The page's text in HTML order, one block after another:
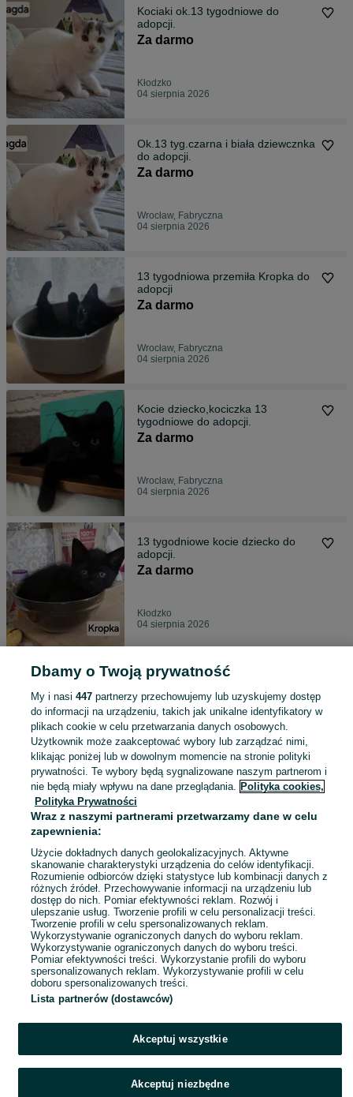
Kociaki ok.13 tygodniowe do
adopcji.
Za darmo
Kłodzko
04 sierpnia 2026
Ok.13 tyg.czarna i biała dziewcznka
do adopcji.
Za darmo
Wrocław, Fabryczna
04 sierpnia 2026
13 tygodniowa przemiła Kropka do
adopcji
Za darmo
Wrocław, Fabryczna
04 sierpnia 2026
Kocie dziecko,kociczka 13
tygodniowe do adopcji.
Za darmo
Wrocław, Fabryczna
04 sierpnia 2026
13 tygodniowe kocie dziecko do
adopcji.
Za darmo
Kłodzko
04 sierpnia 2026
Śliczna koteczka Kropka do
Za darmo
Nysa
04 sierpnia 2026
adopcji.
Kłodzko
03 sierpnia 2026
1 2 3 ... 6
Dbamy o Twoją prywatność
My i nasi 447partnerzy przechowujemy lub uzyskujemy dostęp
do informacji na urządzeniu, takich jak unikalne identyfikatory w
plikach cookie w celu przetwarzania danych osobowych.
Użytkownik może zaakceptować wybory lub zarządzać nimi,
klikając poniżej lub w dowolnym momencie na stronie polityki
prywatności. Te wybory będą sygnalizowane naszym partnerom i
nie będą miały wpływu na dane przeglądania. Polityka cookies,
Polityka Prywatności
Wraz z naszymi partnerami przetwarzamy dane w celu
zapewnienia:
Użycie dokładnych danych geolokalizacyjnych. Aktywne
skanowanie charakterystyki urządzenia do celów identyfikacji.
Rozumienie odbiorców dzięki statystyce lub kombinacji danych z
różnych źródeł. Przechowywanie informacji na urządzeniu lub
dostęp do nich. Pomiar efektywności reklam. Rozwój i
ulepszanie usług. Tworzenie profili w celu personalizacji treści.
Tworzenie profili w celu spersonalizowanych reklam.
Wykorzystywanie ograniczonych danych do wyboru reklam.
Wykorzystywanie ograniczonych danych do wyboru treści.
Pomiar efektywności treści. Wykorzystanie profili do wyboru
spersonalizowanych reklam. Wykorzystywanie profili w celu
doboru spersonalizowanych treści.
Lista partnerów (dostawców)
Akceptuj wszystkie
Akceptuj niezbędne